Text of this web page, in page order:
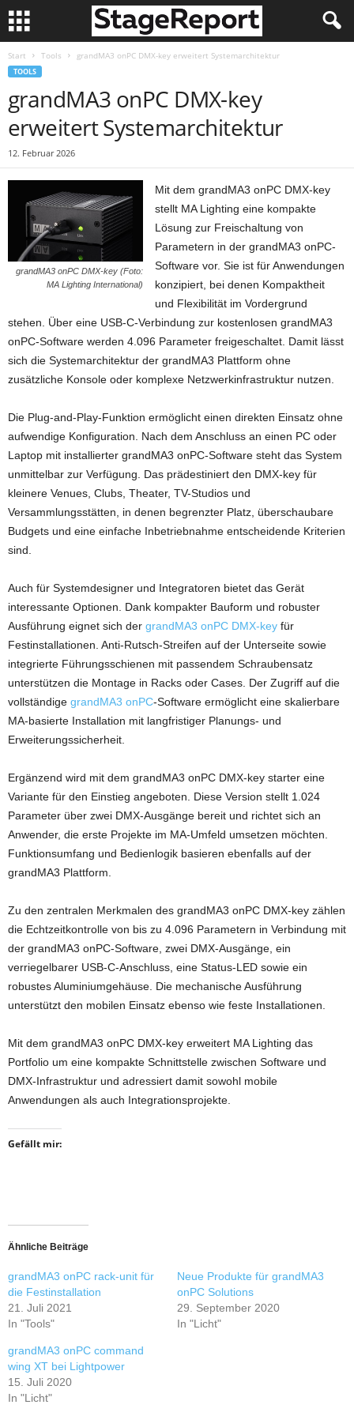
Start Tools grandMA3 onPC DMX-key erweitert Systemarchitektur
TOOLS
grandMA3 onPC DMX-key
erweitert Systemarchitektur
12. Februar 2026
grandMA3 onPC DMX-key (Foto:
MA Lighting International)
Mit dem grandMA3 onPC DMX-key
stellt MA Lighting eine kompakte
Lösung zur Freischaltung von
Parametern in der grandMA3 onPC-
Software vor. Sie ist für Anwendungen
konzipiert, bei denen Kompaktheit
und Flexibilität im Vordergrund
stehen. Über eine USB-C-Verbindung zur kostenlosen grandMA3
onPC-Software werden 4.096 Parameter freigeschaltet. Damit lässt
sich die Systemarchitektur der grandMA3 Plattform ohne
zusätzliche Konsole oder komplexe Netzwerkinfrastruktur nutzen.
Die Plug-and-Play-Funktion ermöglicht einen direkten Einsatz ohne
aufwendige Konfiguration. Nach dem Anschluss an einen PC oder
Laptop mit installierter grandMA3 onPC-Software steht das System
unmittelbar zur Verfügung. Das prädestiniert den DMX-key für
kleinere Venues, Clubs, Theater, TV-Studios und
Versammlungsstätten, in denen begrenzter Platz, überschaubare
Budgets und eine einfache Inbetriebnahme entscheidende Kriterien
sind.
Auch für Systemdesigner und Integratoren bietet das Gerät
interessante Optionen. Dank kompakter Bauform und robuster
Ausführung eignet sich der grandMA3 onPC DMX-key für
Festinstallationen. Anti-Rutsch-Streifen auf der Unterseite sowie
integrierte Führungsschienen mit passendem Schraubensatz
unterstützen die Montage in Racks oder Cases. Der Zugriff auf die
vollständige grandMA3 onPC-Software ermöglicht eine skalierbare
MA-basierte Installation mit langfristiger Planungs- und
Erweiterungssicherheit.
Ergänzend wird mit dem grandMA3 onPC DMX-key starter eine
Variante für den Einstieg angeboten. Diese Version stellt 1.024
Parameter über zwei DMX-Ausgänge bereit und richtet sich an
Anwender, die erste Projekte im MA-Umfeld umsetzen möchten.
Funktionsumfang und Bedienlogik basieren ebenfalls auf der
grandMA3 Plattform.
Zu den zentralen Merkmalen des grandMA3 onPC DMX-key zählen
die Echtzeitkontrolle von bis zu 4.096 Parametern in Verbindung mit
der grandMA3 onPC-Software, zwei DMX-Ausgänge, ein
verriegelbarer USB-C-Anschluss, eine Status-LED sowie ein
robustes Aluminiumgehäuse. Die mechanische Ausführung
unterstützt den mobilen Einsatz ebenso wie feste Installationen.
Mit dem grandMA3 onPC DMX-key erweitert MA Lighting das
Portfolio um eine kompakte Schnittstelle zwischen Software und
DMX-Infrastruktur und adressiert damit sowohl mobile
Anwendungen als auch Integrationsprojekte.
Gefällt mir:
Ähnliche Beiträge
grandMA3 onPC rack-unit für
die Festinstallation
21. Juli 2021
In "Tools"
Neue Produkte für grandMA3
onPC Solutions
29. September 2020
In "Licht"
grandMA3 onPC command
wing XT bei Lightpower
15. Juli 2020
In "Licht"